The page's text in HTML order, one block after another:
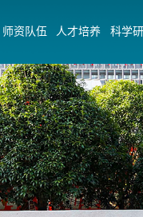
师资队伍 人才培养 科学